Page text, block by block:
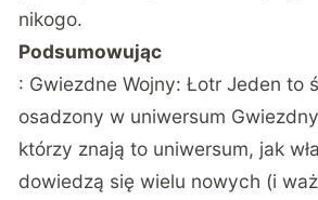
nikogo.
Podsumowując
: Gwiezdne Wojny: Łotr Jeden to
osadzony w uniwersum
którzy znają to uniwersum, jak
dowiedzą się wielu nowych (i